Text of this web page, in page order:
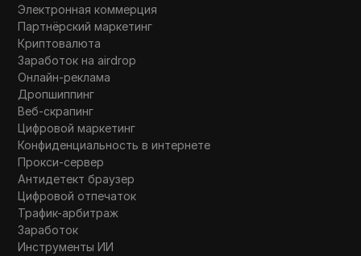
Электронная коммерция
Партнёрский маркетинг
Криптовалюта
Заработок на airdrop
Онлайн-реклама
Дропшиппинг
Веб-скрапинг
Цифровой маркетинг
Конфиденциальность в интернете
Прокси-сервер
Антидетект браузер
Цифровой отпечаток
Трафик-арбитраж
Заработок
Инструменты ИИ